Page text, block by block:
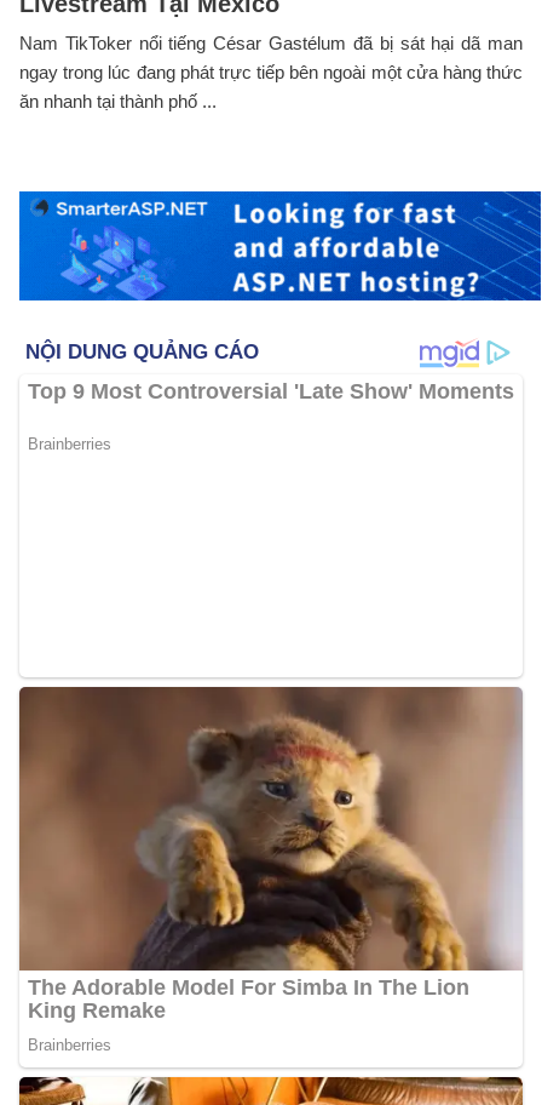
Nam TikToker nổi tiếng César Gastélum đã bị sát hại dã man
ngay trong lúc đang phát trực tiếp bên ngoài một cửa hàng thức
ăn nhanh tại thành phố ...